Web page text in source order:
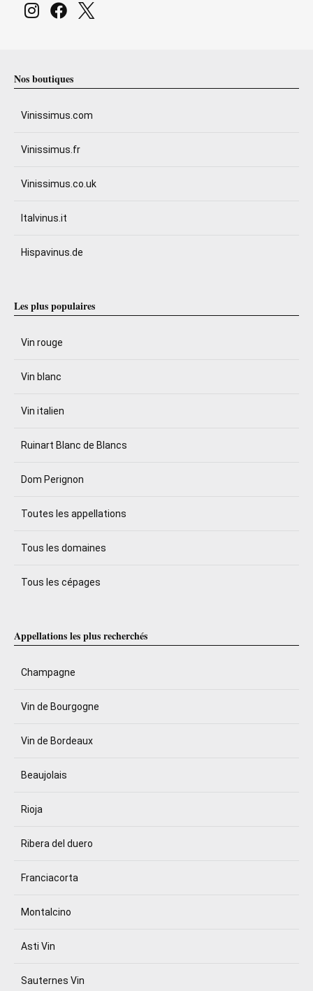
Nos boutiques
Vinissimus.com
Vinissimus.fr
Vinissimus.co.uk
Italvinus.it
Hispavinus.de
Les plus populaires
Vin rouge
Vin blanc
Vin italien
Ruinart Blanc de Blancs
Dom Perignon
Toutes les appellations
Tous les domaines
Tous les cépages
Appellations les plus recherchés
Champagne
Vin de Bourgogne
Vin de Bordeaux
Beaujolais
Rioja
Ribera del duero
Franciacorta
Montalcino
Asti Vin
Sauternes Vin